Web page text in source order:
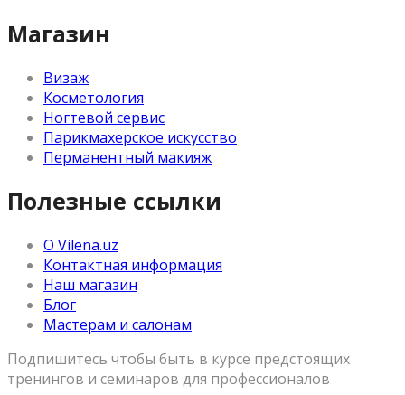
Магазин
Визаж
Косметология
Ногтевой сервис
Парикмахерское искусство
Перманентный макияж
Полезные ссылки
О Vilena.uz
Контактная информация
Наш магазин
Блог
Мастерам и салонам
Подпишитесь чтобы быть в курсе предстоящих
тренингов и семинаров для профессионалов